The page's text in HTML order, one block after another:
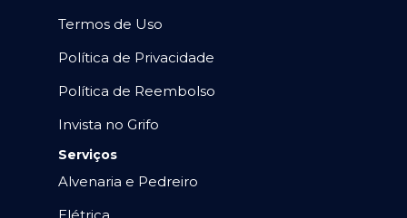
Termos de Uso
Política de Privacidade
Política de Reembolso
Invista no Grifo
Serviços
Alvenaria e Pedreiro
Elétrica